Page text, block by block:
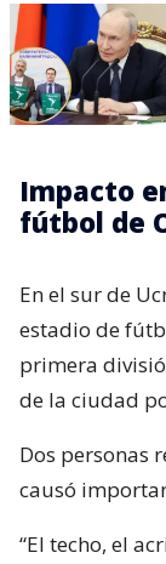
Impacto
fútbol de
En el sur de
estadio de
primera
de la ciudad
Dos personas
causó
“El techo, el